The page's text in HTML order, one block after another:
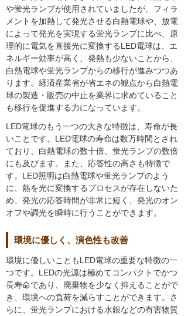
や蛍光ランプが使用されていましたが、フィラ
メントを加熱して発光させる白熱電球や、放電
によって発光を実現する蛍光ランプに比べ、原
理的に電気を直接光に変換するLED電球は、エ
ネルギー効率が高く、発熱も少ないことから、
白熱電球や蛍光ランプからの移行が進みつつあ
ります。経済産業省が省エネの観点から白熱電
球の製造・販売の中止を業界に求めていること
も移行を促進する力になっています。
LED電球のもう一つの大きな特徴は、寿命が長
いことです。LED電球の寿命は数万時間とされ
ており、白熱電球の数十倍、蛍光ランプの数倍
にも及びます。また、応答性の高さも特徴で
す。LED照明は白熱電球や蛍光ランプのよう
に、熱を光に変換するプロセスが存在しないた
め、発光の応答時間が非常に短く、発光のオン
オフや調光を瞬時に行うことができます。
環境に優しく、演色性も改善
環境に優しいこともLED電球の重要な特徴の一
つです。LEDの光源は極めてコンパクトでかつ
長寿命であり、廃棄物を少なく抑えることがで
き、環境への負荷を減らすことができます。さ
らに、蛍光ランプにおける水銀などの有害物質